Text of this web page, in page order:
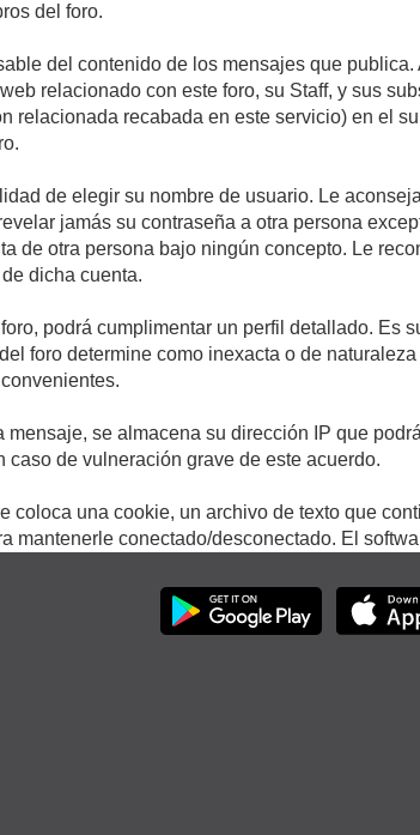
del foro.
del contenido de los mensajes que
relacionado con este foro, su Staff, y sus
relacionada recabada en este servicio) en el
de elegir su nombre de usuario. Le
jamás su contraseña a otra persona
de otra persona bajo ningún concepto. Le
dicha cuenta.
podrá cumplimentar un perfil detallado.
foro determine como inexacta o de
mensaje, se almacena su dirección IP que
de vulneración grave de este acuerdo.
coloca una cookie, un archivo de texto que
mantenerle conectado/desconectado. El